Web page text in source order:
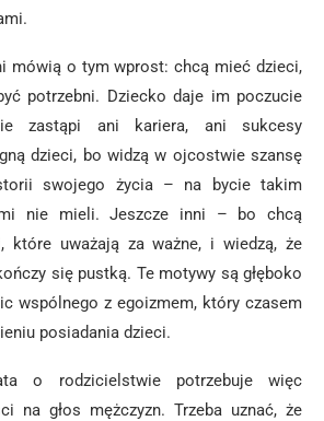
mówią o tym wprost: chcą mieć dzieci,
potrzebni. Dziecko daje im poczucie
zastąpi ani kariera, ani sukcesy
dzieci, bo widzą w ojcostwie szansę
swojego życia – na bycie takim
nie mieli. Jeszcze inni – bo chcą
które uważają za ważne, i wiedzą, że
się pustką. Te motywy są głęboko
wspólnego z egoizmem, który czasem
posiadania dzieci.
o rodzicielstwie potrzebuje więc
na głos mężczyzn. Trzeba uznać, że